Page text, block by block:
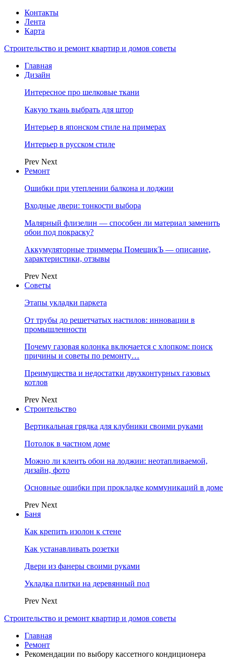
Контакты
Лента
Карта
Строительство и ремонт квартир и домов советы
Главная
Дизайн
Интересное про шелковые ткани
Какую ткань выбрать для штор
Интерьер в японском стиле на примерах
Интерьер в русском стиле
Prev Next
Ремонт
Ошибки при утеплении балкона и лоджии
Входные двери: тонкости выбора
Малярный флизелин — способен ли материал заменить
обои под покраску?
Аккумуляторные триммеры ПомещикЪ — описание,
характеристики, отзывы
Prev Next
Советы
Этапы укладки паркета
От трубы до решетчатых настилов: инновации в
промышленности
Почему газовая колонка включается с хлопком: поиск
причины и советы по ремонту…
Преимущества и недостатки двухконтурных газовых
котлов
Prev Next
Строительство
Вертикальная грядка для клубники своими руками
Потолок в частном доме
Можно ли клеить обои на лоджии: неотапливаемой,
дизайн, фото
Основные ошибки при прокладке коммуникаций в доме
Prev Next
Баня
Как крепить изолон к стене
Как устанавливать розетки
Двери из фанеры своими руками
Укладка плитки на деревянный пол
Prev Next
Строительство и ремонт квартир и домов советы
Главная
Ремонт
Рекомендации по выбору кассетного кондиционера